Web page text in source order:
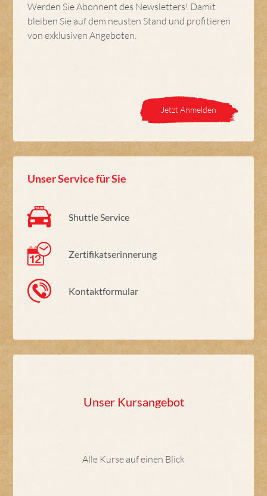
Werden Sie Abonnent des Newsletters! Damit
bleiben Sie auf dem neusten Stand und profitieren
von exklusiven Angeboten.
Jetzt Anmelden
Unser Service für Sie
Shuttle Service
Zertifikatserinnerung
Kontaktformular
Unser Kursangebot
Alle Kurse auf einen Blick